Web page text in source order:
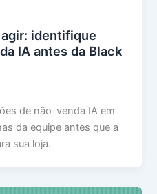
identifique
IA antes da Black
de não-venda IA em
da equipe antes que a
sua loja.